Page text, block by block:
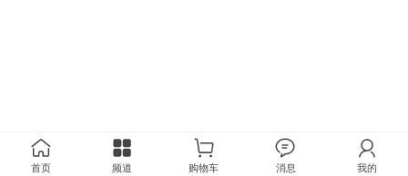
首页 频道 购物车 消息 我的